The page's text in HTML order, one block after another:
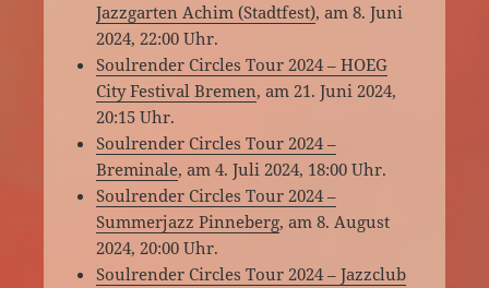
Jazzgarten Achim (Stadtfest), am 8. Juni
2024, 22:00 Uhr.
Soulrender Circles Tour 2024 – HOEG
City Festival Bremen, am 21. Juni 2024,
20:15 Uhr.
Soulrender Circles Tour 2024 –
Breminale, am 4. Juli 2024, 18:00 Uhr.
Soulrender Circles Tour 2024 –
Summerjazz Pinneberg, am 8. August
2024, 20:00 Uhr.
Soulrender Circles Tour 2024 – Jazzclub